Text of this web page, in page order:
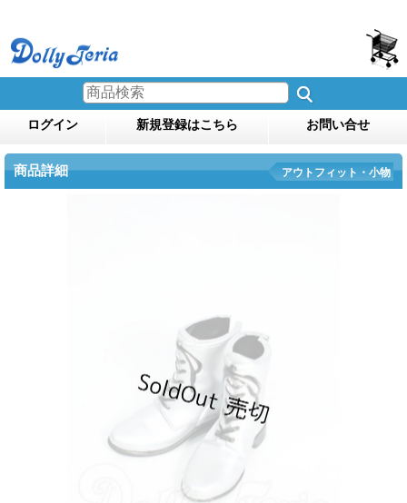
ログイン 新規登録はこちら お問い合せ
商品詳細 アウトフィット・小物